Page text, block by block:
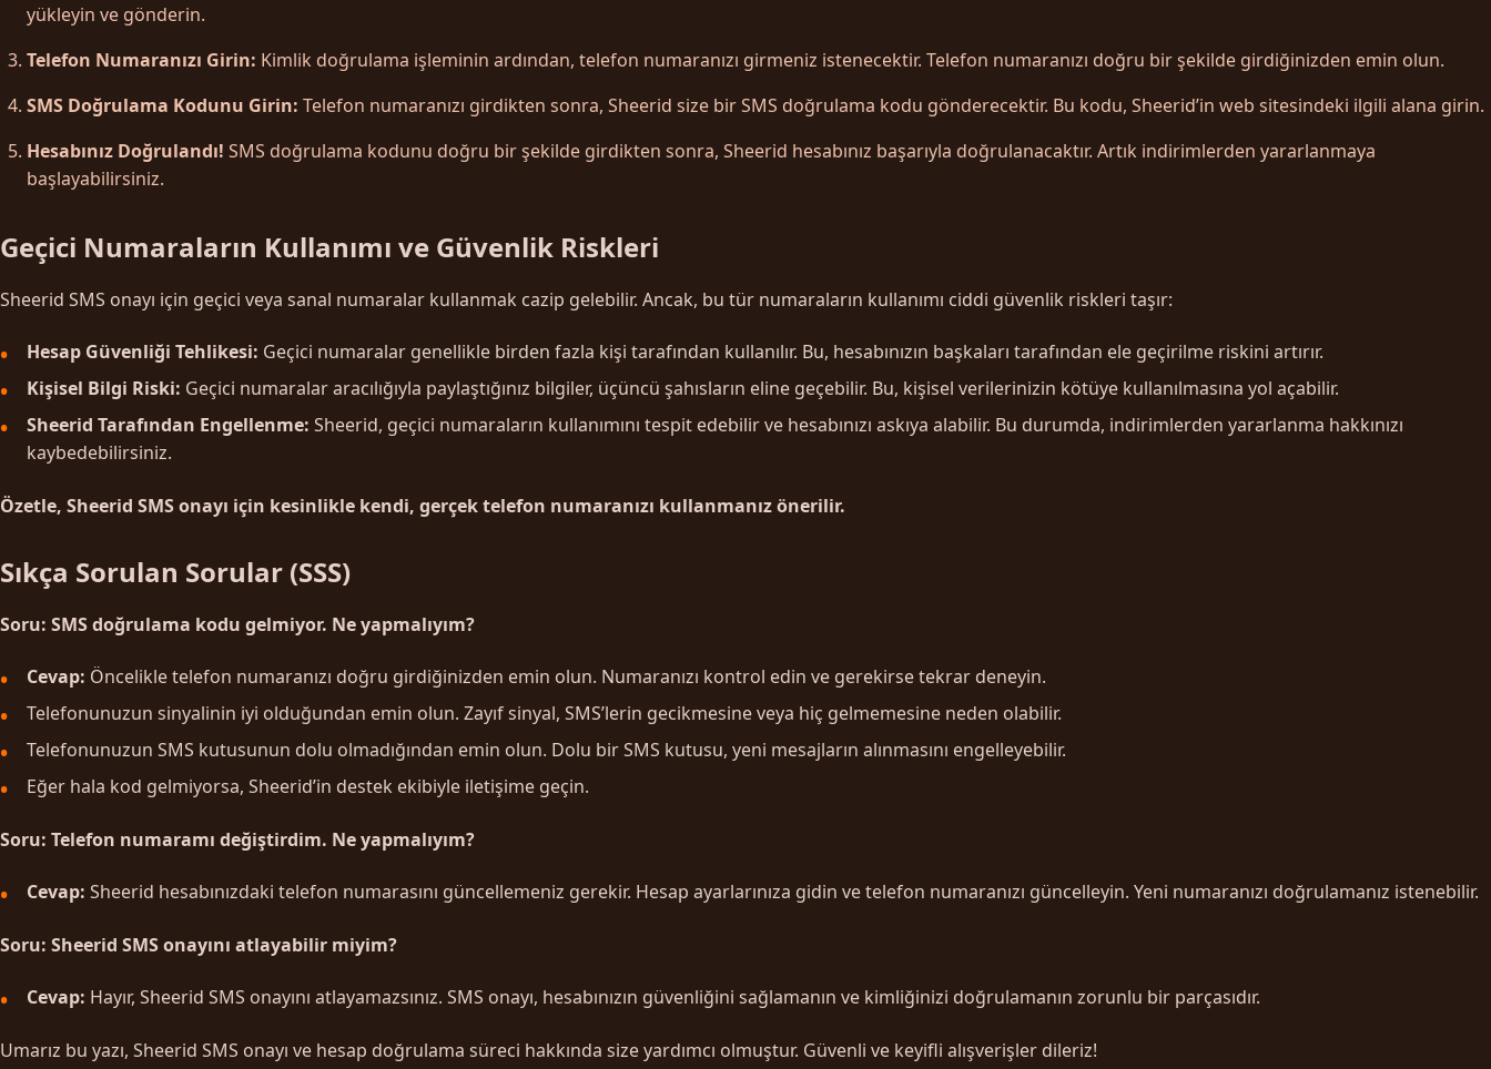
yükleyin ve gönderin.
Telefon Numaranızı Girin: Kimlik doğrulama işleminin ardından, telefon numaranızı girmeniz istenecektir. Telefon numaranızı doğru bir şekilde girdiğinizden emin olun.
SMS Doğrulama Kodunu Girin: Telefon numaranızı girdikten sonra, Sheerid size bir SMS doğrulama kodu gönderecektir. Bu kodu, Sheerid’in web sitesindeki ilgili alana girin.
Hesabınız Doğrulandı! SMS doğrulama kodunu doğru bir şekilde girdikten sonra, Sheerid hesabınız başarıyla doğrulanacaktır. Artık indirimlerden yararlanmaya
başlayabilirsiniz.
Geçici Numaraların Kullanımı ve Güvenlik Riskleri
Sheerid SMS onayı için geçici veya sanal numaralar kullanmak cazip gelebilir. Ancak, bu tür numaraların kullanımı ciddi güvenlik riskleri taşır:
Hesap Güvenliği Tehlikesi: Geçici numaralar genellikle birden fazla kişi tarafından kullanılır. Bu, hesabınızın başkaları tarafından ele geçirilme riskini artırır.
Kişisel Bilgi Riski: Geçici numaralar aracılığıyla paylaştığınız bilgiler, üçüncü şahısların eline geçebilir. Bu, kişisel verilerinizin kötüye kullanılmasına yol açabilir.
Sheerid Tarafından Engellenme: Sheerid, geçici numaraların kullanımını tespit edebilir ve hesabınızı askıya alabilir. Bu durumda, indirimlerden yararlanma hakkınızı
kaybedebilirsiniz.
Özetle, Sheerid SMS onayı için kesinlikle kendi, gerçek telefon numaranızı kullanmanız önerilir.
Sıkça Sorulan Sorular (SSS)
Soru: SMS doğrulama kodu gelmiyor. Ne yapmalıyım?
Cevap: Öncelikle telefon numaranızı doğru girdiğinizden emin olun. Numaranızı kontrol edin ve gerekirse tekrar deneyin.
Telefonunuzun sinyalinin iyi olduğundan emin olun. Zayıf sinyal, SMS’lerin gecikmesine veya hiç gelmemesine neden olabilir.
Telefonunuzun SMS kutusunun dolu olmadığından emin olun. Dolu bir SMS kutusu, yeni mesajların alınmasını engelleyebilir.
Eğer hala kod gelmiyorsa, Sheerid’in destek ekibiyle iletişime geçin.
Soru: Telefon numaramı değiştirdim. Ne yapmalıyım?
Cevap: Sheerid hesabınızdaki telefon numarasını güncellemeniz gerekir. Hesap ayarlarınıza gidin ve telefon numaranızı güncelleyin. Yeni numaranızı doğrulamanız istenebilir.
Soru: Sheerid SMS onayını atlayabilir miyim?
Cevap: Hayır, Sheerid SMS onayını atlayamazsınız. SMS onayı, hesabınızın güvenliğini sağlamanın ve kimliğinizi doğrulamanın zorunlu bir parçasıdır.
Umarız bu yazı, Sheerid SMS onayı ve hesap doğrulama süreci hakkında size yardımcı olmuştur. Güvenli ve keyifli alışverişler dileriz!